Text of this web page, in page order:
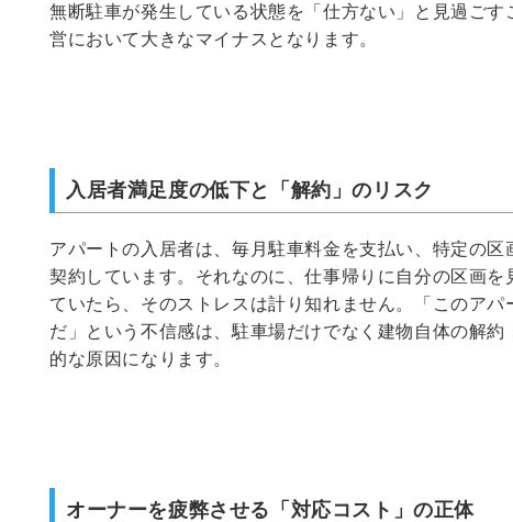
無断駐車が発生している状態を「仕方ない」と見過ごす
営において大きなマイナスとなります。
入居者満足度の低下と「解約」のリスク
アパートの入居者は、毎月駐車料金を支払い、特定の区
契約しています。それなのに、仕事帰りに自分の区画を
ていたら、そのストレスは計り知れません。「このアパ
だ」という不信感は、駐車場だけでなく建物自体の解約
的な原因になります。
オーナーを疲弊させる「対応コスト」の正体